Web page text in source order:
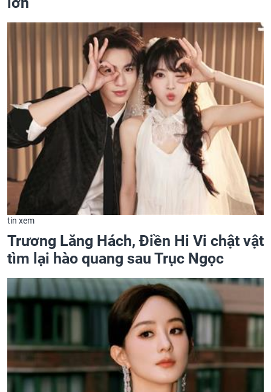
tin xem
Trương Lăng Hách, Điền Hi Vi chật vật
tìm lại hào quang sau Trục Ngọc